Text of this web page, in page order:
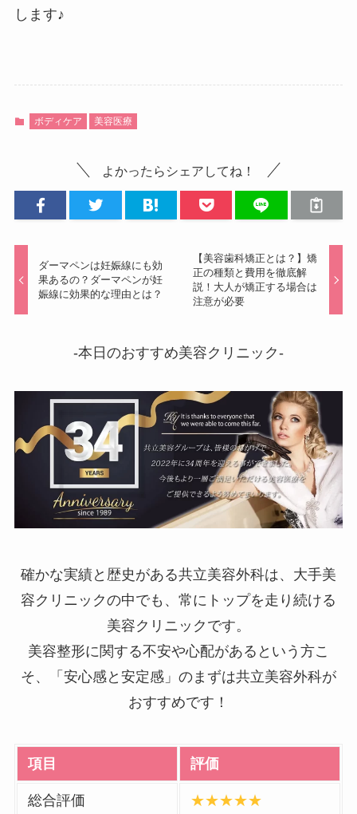
します♪
ボディケア 美容医療
よかったらシェアしてね！
ダーマペンは妊娠線にも効
果あるの？ダーマペンが妊
娠線に効果的な理由とは？
【美容歯科矯正とは？】矯
正の種類と費用を徹底解
説！大人が矯正する場合は
注意が必要
-本日のおすすめ美容クリニック-
確かな実績と歴史がある共立美容外科は、大手美
容クリニックの中でも、常にトップを走り続ける
美容クリニックです。
美容整形に関する不安や心配があるという方こ
そ、「安心感と安定感」のまずは共立美容外科が
おすすめです！
項目 評価
総合評価 ★★★★★